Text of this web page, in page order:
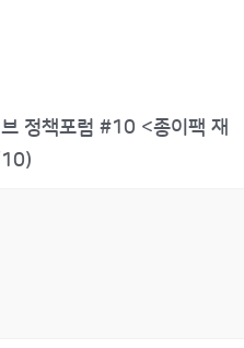
정책포럼 #10 <종이팩 재